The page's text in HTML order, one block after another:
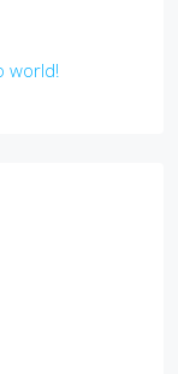
world!